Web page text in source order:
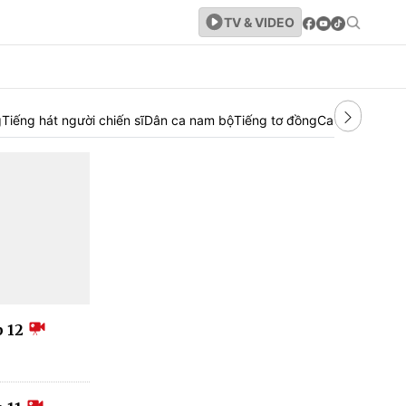
TV & VIDEO
Tiếng hát người chiến sĩDân ca nam bộTiếng tơ đồngCa nhạc tổng
12